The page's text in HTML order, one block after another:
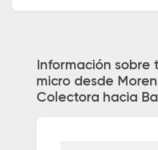
Información sobre
micro desde
Colectora hacia